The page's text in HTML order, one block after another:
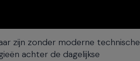
zijn zonder moderne technische
achter de dagelijkse